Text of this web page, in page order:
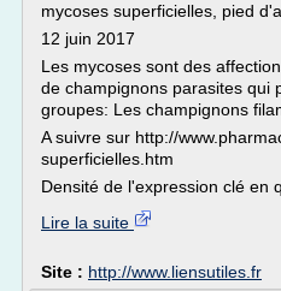
mycoses superficielles, pied
12 juin 2017
Les mycoses sont des
de champignons parasites qui
groupes: Les champignons
A suivre sur http://
superficielles.htm
Densité de l'expression clé en
Lire la suite
Site : http://www.liensutiles.fr